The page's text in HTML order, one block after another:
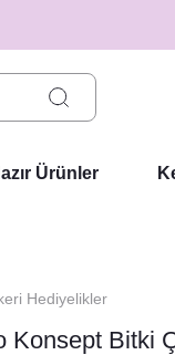
Ürünler
Hediyelikler
Konsept Bitki